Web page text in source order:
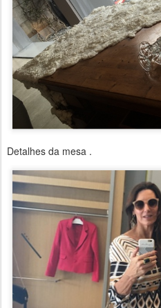
Detalhes da mesa .